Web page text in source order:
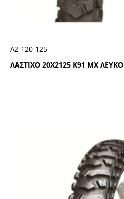
ΛΑΣΤΙΧΟ 20Χ2125 Κ91 ΜΧ ΛΕΥΚΟ
Λ2-120-125